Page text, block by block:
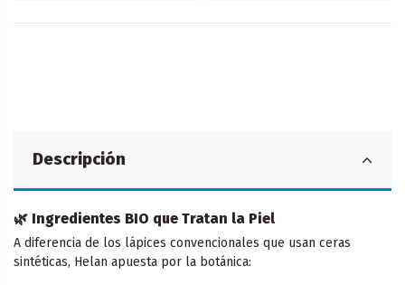
Descripción
🌿 Ingredientes BIO que Tratan la Piel
A diferencia de los lápices convencionales que usan ceras
sintéticas, Helan apuesta por la botánica: